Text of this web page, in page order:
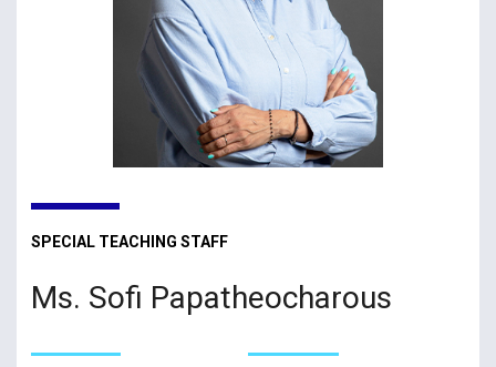
SPECIAL TEACHING STAFF
Ms. Sofi Papatheocharous